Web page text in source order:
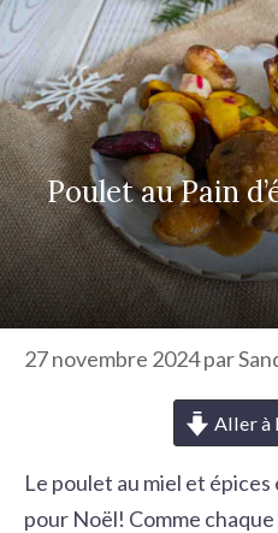
r
h
e
r
Poulet au Pain
27 novembre 2024par
Aller à
Le poulet au miel et
pour Noël! Comme